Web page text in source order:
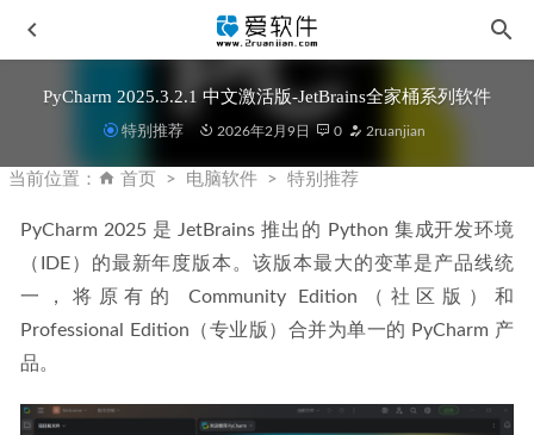
PyCharm 2025.3.2.1 中文激活版-JetBrains全家桶系列软件
特别推荐 2026年2月9日 0 2ruanjian
当前位置： 首页 电脑软件 特别推荐
PyCharm 2025 是 JetBrains 推出的 Python 集成开发环境
（IDE）的最新年度版本。该版本最大的变革是产品线统
一，将原有的 Community Edition（社区版）和
Professional Edition（专业版）合并为单一的 PyCharm 产
品。
Topaz Gigapixel AI v8.5.1 beta1 中文汉化激活版-AI无损放大
Adobe Acrobat Pro DC 2025 V25.001.21078 免安装中文便携